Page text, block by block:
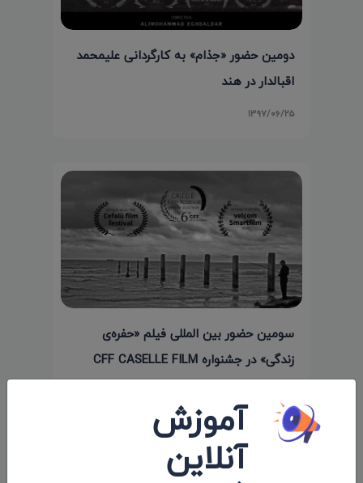
دومین حضور «جذام» به کارگردانی علیمحمد
اقبالدار در هند
۱۳۹۷/۰۶/۲۵
سومین حضور بین المللی فیلم «حفره‌ی
زندگی» در جشنواره CFF CASELLE FILM
FESTIVAL
۱۳۹۷/۰۵/۰۸ آموزش
آنلاین